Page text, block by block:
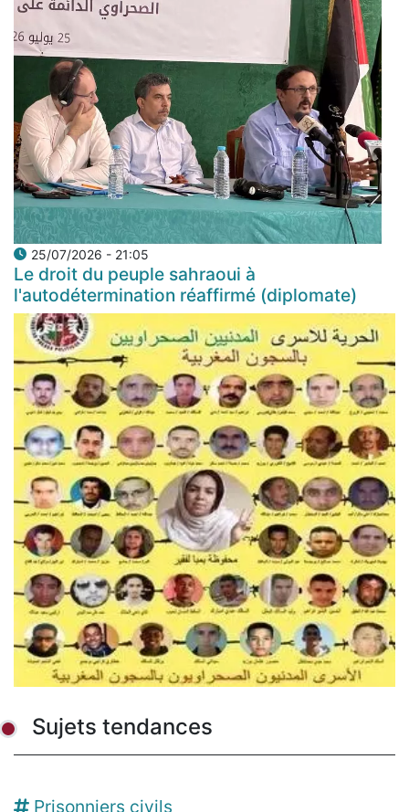
25/07/2026 - 21:05
Le droit du peuple sahraoui à
l'autodétermination réaffirmé (diplomate)
Sujets tendances
Prisonniers civils